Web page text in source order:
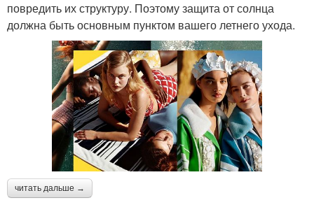
повредить их структуру. Поэтому защита от солнца
должна быть основным пунктом вашего летнего ухода.
читать дальше →